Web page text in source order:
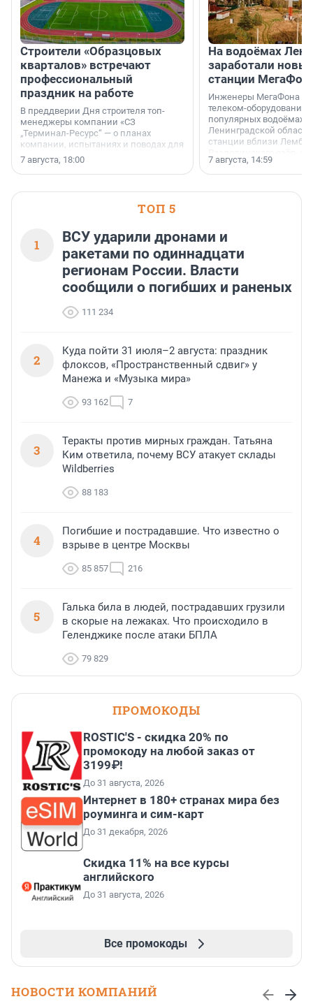
Строители «Образцовых
кварталов» встречают
профессиональный
праздник на работе
В преддверии Дня строителя топ-
менеджеры компании «СЗ
„Терминал-Ресурс“ — о планах
компании, испытаниях и поводах для
осторожного оптимизма.
7 августа, 18:00
На водоёмах
заработали
станции
Инженеры МегаФона
телеком-оборудование
популярных водоёмах
Ленинградской
станции вблизи
недалеко от Большого
водопада.
7 августа, 14:59
ТОП 5
1
ВСУ ударили дронами и
ракетами по одиннадцати
регионам России. Власти
сообщили о погибших и раненых
111 234
2
Куда пойти 31 июля–2 августа: праздник
флоксов, «Пространственный сдвиг» у
Манежа и «Музыка мира»
93 162 7
3
Теракты против мирных граждан. Татьяна
Ким ответила, почему ВСУ атакует склады
Wildberries
88 183
4
Погибшие и пострадавшие. Что известно о
взрыве в центре Москвы
85 857 216
5
Галька била в людей, пострадавших грузили
в скорые на лежаках. Что происходило в
Геленджике после атаки БПЛА
79 829
ПРОМОКОДЫ
ROSTIC'S - скидка 20% по
промокоду на любой заказ от
3199₽!
До 31 августа, 2026
Интернет в 180+ странах мира без
роуминга и сим-карт
До 31 декабря, 2026
Скидка 11% на все курсы
английского
До 31 августа, 2026
Все промокоды
НОВОСТИ КОМПАНИЙ